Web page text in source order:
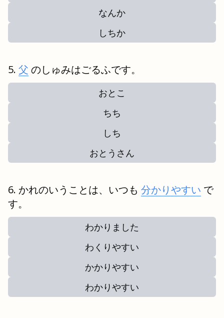
なんか
しちか
父 のしゅみはごるふです。
おとこ
ちち
しち
おとうさん
かれのいうことは、いつも 分かりやすい で
す。
わかりました
わくりやすい
かかりやすい
わかりやすい